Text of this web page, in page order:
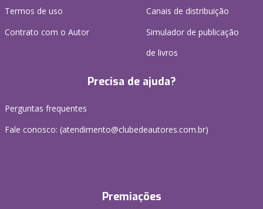
Termos de uso
Contrato com o Autor
Canais de distribuição
Simulador de publicação
de livros
Precisa de ajuda?
Perguntas frequentes
Fale conosco: (atendimento@clubedeautores.com.br)
Premiações